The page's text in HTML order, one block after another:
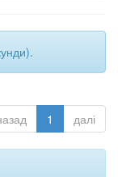
1 далі